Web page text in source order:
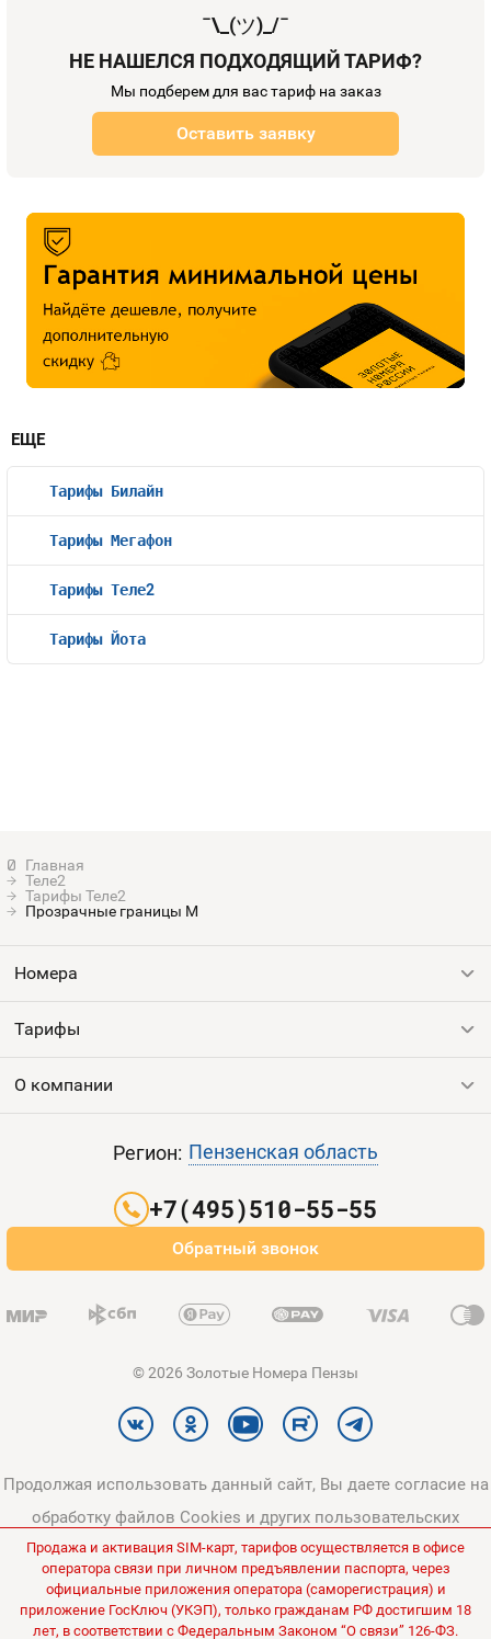
Теле2
Тарифы Теле2
Прозрачные границы M
¯\_(ツ)_/¯
НЕ НАШЕЛСЯ ПОДХОДЯЩИЙ ТАРИФ?
Мы подберем для вас тариф на заказ
Оставить заявку
ЕЩЕ
Тарифы Билайн
Тарифы Мегафон
Тарифы Теле2
Тарифы Йота
Номера
Все номера
Тарифы
Выгодные тарифы
О компании
Оплата и доставка
Регион: Пензенская область
+7(495)510-55-55
Обратный звонок
© 2026 Золотые Номера Пензы
Продолжая использовать данный сайт, Вы даете согласие на
обработку файлов Cookies и других пользовательских
данных, в соответствии сПолитикой конфиденциальности
Политикой в отношении обработки персональных данных
Все цены на сайте указаны без НДС.
Продажа и активация SIM-карт, тарифов осуществляется в офисе
оператора связи при личном предъявлении паспорта, через
официальные приложения оператора (саморегистрация) и
приложение ГосКлюч (УКЭП), только гражданам РФ достигшим 18
лет, в соответствии с Федеральным Законом “О связи” 126-ФЗ.